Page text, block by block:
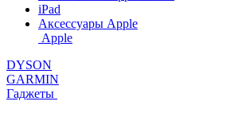
iPad
Аксессуары Apple
Apple
DYSON
GARMIN
Гаджеты